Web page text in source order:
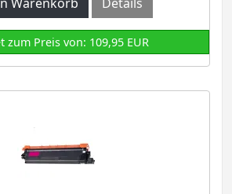
zum Preis von: 109,95 EUR